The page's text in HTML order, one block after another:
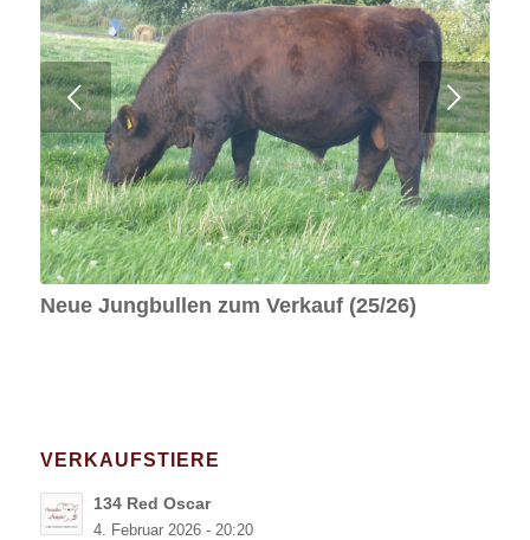
Neue Jungbullen zum Verkauf (25/26)
Weiter
VERKAUFSTIERE
134 Red Oscar
4. Februar 2026 - 20:20